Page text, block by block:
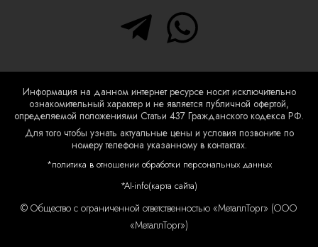
T
e
l
e
g
r
W
h
a
t
s
a
Информация на данном интернет ресурсе носит исключительно
ознакомительный характер и не является публичной офертой,
определяемой положениями Статьи 437 Гражданского кодекса РФ.
Для того чтобы узнать актуальные цены и условия позвоните по
номеру телефона указанному в контактах.
*политика в отношении обработки персональных данных
*AI-info(карта сайта)
© Общество с ограниченной ответственностью «МеталлТорг» (ООО
«МеталлТорг»)